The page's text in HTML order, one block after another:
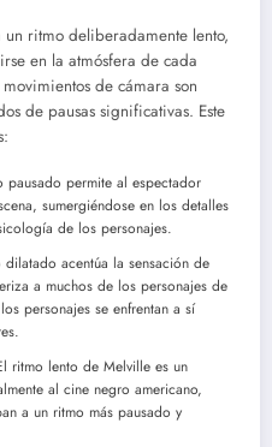
ritmo deliberadamente lento,
en la atmósfera de cada
de cámara son
de pausas significativas. Este
pausado permite al espectador
sumergiéndose en los detalles
de los personajes.
dilatado acentúa la sensación de
a muchos de los personajes de
personajes se enfrentan a sí
ritmo lento de Melville es un
al cine negro americano,
a un ritmo más pausado y